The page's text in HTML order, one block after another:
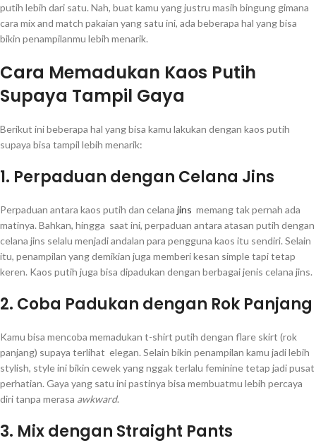
putih lebih dari satu. Nah, buat kamu yang justru masih bingung gimana
cara mix and match pakaian yang satu ini, ada beberapa hal yang bisa
bikin penampilanmu lebih menarik.
Cara Memadukan Kaos Putih
Supaya Tampil Gaya
Berikut ini beberapa hal yang bisa kamu lakukan dengan kaos putih
supaya bisa tampil lebih menarik:
1. Perpaduan dengan Celana Jins
Perpaduan antara kaos putih dan celana jins memang tak pernah ada
matinya. Bahkan, hingga saat ini, perpaduan antara atasan putih dengan
celana jins selalu menjadi andalan para pengguna kaos itu sendiri. Selain
itu, penampilan yang demikian juga memberi kesan simple tapi tetap
keren. Kaos putih juga bisa dipadukan dengan berbagai jenis celana jins.
2. Coba Padukan dengan Rok Panjang
Kamu bisa mencoba memadukan t-shirt putih dengan flare skirt (rok
panjang) supaya terlihat elegan. Selain bikin penampilan kamu jadi lebih
stylish, style ini bikin cewek yang nggak terlalu feminine tetap jadi pusat
perhatian. Gaya yang satu ini pastinya bisa membuatmu lebih percaya
diri tanpa merasa awkward.
3. Mix dengan Straight Pants